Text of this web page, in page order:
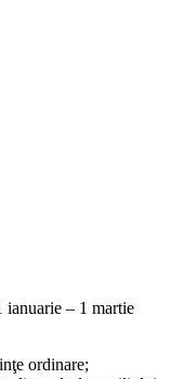
ianuarie – 1 martie
ordinare;